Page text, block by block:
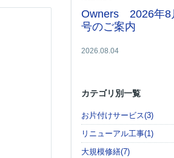
Owners 2026年8
号のご案内
2026.08.04
カテゴリ別一覧
お片付けサービス(3)
リニューアル工事(1)
大規模修繕(7)